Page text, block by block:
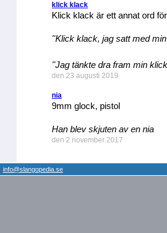
klick klack
Klick klack är ett annat ord
''Klick klack, jag satt med
''Jag tänkte dra fram min
den 23 augusti 2019
nia
9mm glock, pistol
Han blev skjuten av en nia
den 2 november 2017
info@slangopedia.se